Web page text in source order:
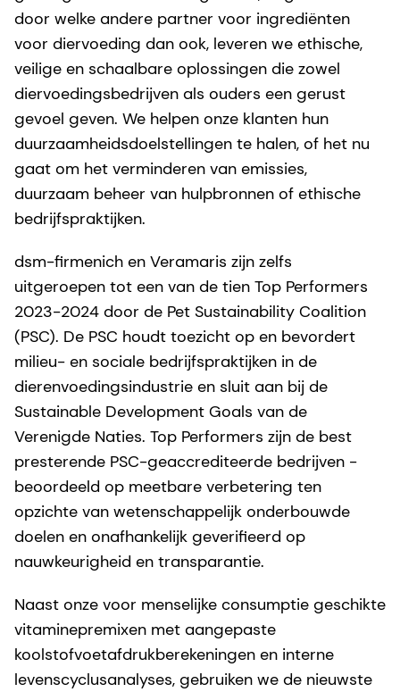
door welke andere partner voor ingrediënten
voor diervoeding dan ook, leveren we ethische,
veilige en schaalbare oplossingen die zowel
diervoedingsbedrijven als ouders een gerust
gevoel geven. We helpen onze klanten hun
duurzaamheidsdoelstellingen te halen, of het nu
gaat om het verminderen van emissies,
duurzaam beheer van hulpbronnen of ethische
bedrijfspraktijken.
dsm-firmenich en Veramaris zijn zelfs
uitgeroepen tot een van de tien Top Performers
2023-2024 door de Pet Sustainability Coalition
(PSC). De PSC houdt toezicht op en bevordert
milieu- en sociale bedrijfspraktijken in de
dierenvoedingsindustrie en sluit aan bij de
Sustainable Development Goals van de
Verenigde Naties. Top Performers zijn de best
presterende PSC-geaccrediteerde bedrijven -
beoordeeld op meetbare verbetering ten
opzichte van wetenschappelijk onderbouwde
doelen en onafhankelijk geverifieerd op
nauwkeurigheid en transparantie.
Naast onze voor menselijke consumptie geschikte
vitaminepremixen met aangepaste
koolstofvoetafdrukberekeningen en interne
levenscyclusanalyses, gebruiken we de nieuwste